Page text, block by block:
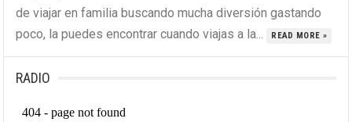
de viajar en familia buscando mucha diversión gastando
poco, la puedes encontrar cuando viajas a la...
READ MORE »
RADIO